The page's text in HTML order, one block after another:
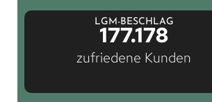
LGM-BESCHLAG
177.178
zufriedene Kunden